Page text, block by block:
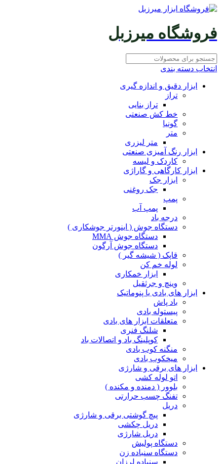
فروشگاه میرزبل
انتخاب دسته بندی
ابزار دقیق و اندازه گیری
تراز
تراز بنایی
خط کش صنعتی
گونیا
متر
متر لیزری
ابزار رنگ آمیزی صنعتی
کاردک و لیسه
ابزار کارگاهی و گاراژی
ابزار جک
جک روغنی
پمپ
پمپ آب
درجه باد
دستگاه جوش ( اینورتر جوشکاری )
دستگاه جوش MMA
دستگاه جوش آرگون
قاپک ( شیشه گیر )
لوله خم کن
ابزار خمکاری
وینچ و جرثقیل
ابزار های بادی یا پنوماتیک
باد پاش
پیستوله بادی
متعلقات ابزار های بادی
شلنگ فنری
کوپلینگ باد و اتصالات باد
منگنه کوب بادی
میخکوب بادی
ابزار های برقی و شارژی
اتو لوله کشی
بلوور ( دمنده و مکنده )
تفنگ چسب حرارتی
دریل
پیچ گوشتی برقی و شارژی
دریل چکشی
دریل شارژی
دستگاه پولیش
دستگاه سنباده زن
سنباده لرزان